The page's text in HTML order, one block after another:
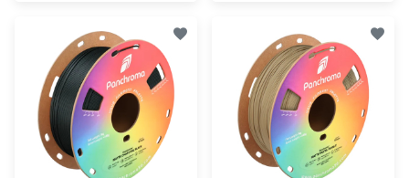
rapide
rapide